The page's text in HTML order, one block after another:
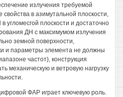
излучения требуемой
в азимутальной плоскости,
угломесгой плоскости и достаточно
ДН с максимумом излучения
земной поверхности,
и параметры элемента не должны
частот), конструкция
механическую и ветровую нагрузку
ФАР играет ключевую роль.